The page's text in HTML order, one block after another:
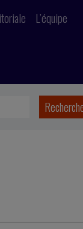
L’équipe